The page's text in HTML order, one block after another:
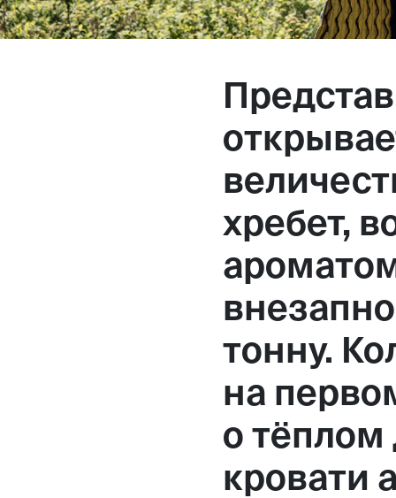
+7 925 836 16 98
info@powerofterritory.ru
Большая
вход 10, 3 этаж, КП «Дизайн
хребет,
тонну.
на
о
кровати